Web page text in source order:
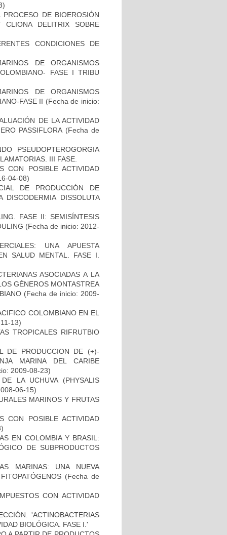
DE BIOEROSIÓN
DELITRIX SOBRE
CONDICIONES DE
DE ORGANISMOS
FASE I TRIBU
DE ORGANISMOS
FASE II (Fecha de inicio:
DE LA ACTIVIDAD
PASSIFLORA(Fecha de
PSEUDOPTEROGORGIA
III FASE.
CON POSIBLE ACTIVIDAD
04-08)
DE PRODUCCIÓN DE
DISSOLUTA
FASE II: SEMISÍNTESIS
(Fecha de inicio: 2012-
UNA APUESTA
SALUD MENTAL. FASE I.
ASOCIADAS A LA
GÉNEROS MONTASTREA
(Fecha de inicio: 2009-
COLOMBIANO EN EL
13)
TROPICALES RIFRUTBIO
DE PRODUCCION DE (+)-
MARINA DEL CARIBE
2009-08-23)
LA UCHUVA (PHYSALIS
06-15)
MARINOS Y FRUTAS
CON POSIBLE ACTIVIDAD
EN COLOMBIA Y BRASIL:
DE SUBPRODUCTOS
MARINAS: UNA NUEVA
(Fecha de
CON ACTIVIDAD
'ACTINOBACTERIAS
BIOLÓGICA. FASE I.'